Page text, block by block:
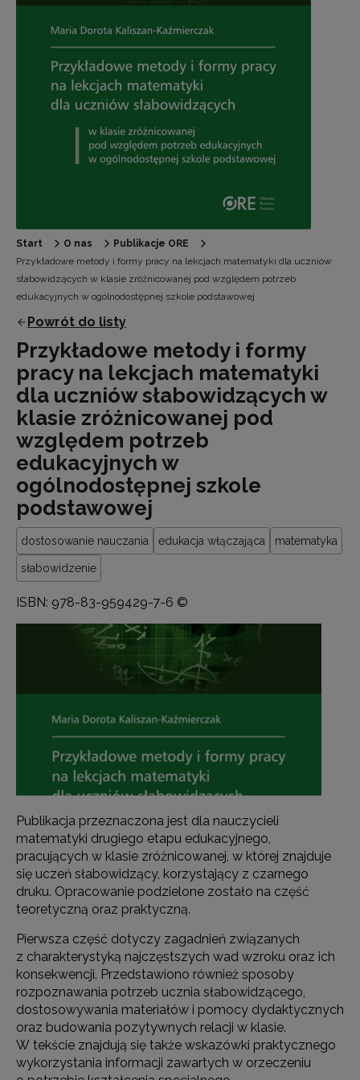
Start O nas
Publikacje ORE
Przykładowe metody i formy pracy na lekcjach matematyki dla uczniów
słabowidzących w klasie zróżnicowanej pod względem potrzeb
edukacyjnych w ogólnodostępnej szkole podstawowej
Powrót do listy
Przykładowe metody i formy
pracy na lekcjach matematyki
dla uczniów słabowidzących w
klasie zróżnicowanej pod
względem potrzeb
edukacyjnych w
ogólnodostępnej szkole
podstawowej
dostosowanie nauczania edukacja włączająca matematyka
słabowidzenie
ISBN: 978-83-959429-7-6 ©
Publikacja przeznaczona jest dla nauczycieli
matematyki drugiego etapu edukacyjnego,
pracujących w klasie zróżnicowanej, w której znajduje
się uczeń słabowidzący, korzystający z czarnego
druku. Opracowanie podzielone zostało na część
teoretyczną oraz praktyczną.
Pierwsza część dotyczy zagadnień związanych
z charakterystyką najczęstszych wad wzroku oraz ich
konsekwencji. Przedstawiono również sposoby
rozpoznawania potrzeb ucznia słabowidzącego,
dostosowywania materiałów i pomocy dydaktycznych
oraz budowania pozytywnych relacji w klasie.
W tekście znajdują się także wskazówki praktycznego
wykorzystania informacji zawartych w orzeczeniu